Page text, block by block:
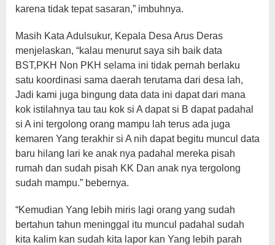
karena tidak tepat sasaran,” imbuhnya.
Masih Kata Adulsukur, Kepala Desa Arus Deras
menjelaskan, “kalau menurut saya sih baik data
BST,PKH Non PKH selama ini tidak pernah berlaku
satu koordinasi sama daerah terutama dari desa lah,
Jadi kami juga bingung data data ini dapat dari mana
kok istilahnya tau tau kok si A dapat si B dapat padahal
si A ini tergolong orang mampu lah terus ada juga
kemaren Yang terakhir si A nih dapat begitu muncul data
baru hilang lari ke anak nya padahal mereka pisah
rumah dan sudah pisah KK Dan anak nya tergolong
sudah mampu.” bebernya.
“Kemudian Yang lebih miris lagi orang yang sudah
bertahun tahun meninggal itu muncul padahal sudah
kita kalim kan sudah kita lapor kan Yang lebih parah